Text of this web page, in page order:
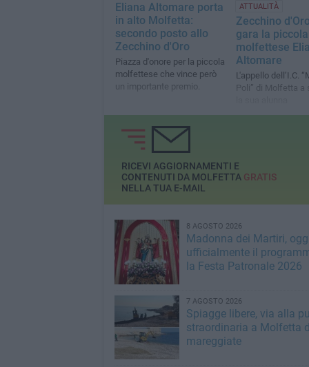
Eliana Altomare porta
in alto Molfetta:
secondo posto allo
Zecchino d'Oro
Piazza d'onore per la piccola
molfettese che vince però
un importante premio.
ATTUALITÀ
Zecchino
gara la piccola
molfettese
Altomare
L'appello dell’I.C.
Poli” di Molfetta a
RICEVI AGGIORNAMENTI E
CONTENUTI DA MOLFETTA GRATIS
NELLA TUA E-MAIL
8 AGOSTO 2026
Madonna dei Martiri,
ufficialmente il
la Festa Patronale 2026
7 AGOSTO 2026
Spiagge libere, via alla
straordinaria a Molfetta
mareggiate